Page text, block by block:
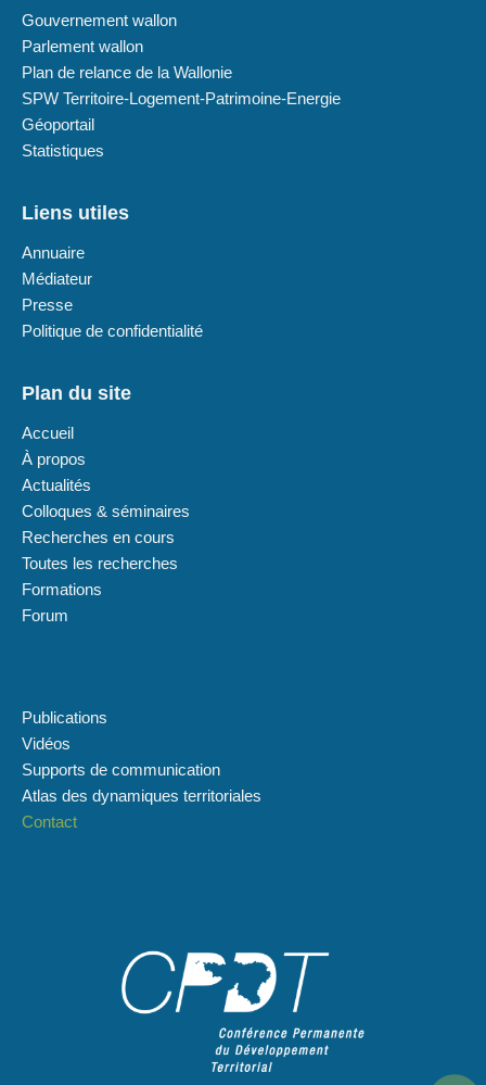
Gouvernement wallon
Parlement wallon
Plan de relance de la Wallonie
SPW Territoire-Logement-Patrimoine-Energie
Géoportail
Statistiques
Liens utiles
Annuaire
Médiateur
Presse
Politique de confidentialité
Plan du site
Accueil
À propos
Actualités
Colloques & séminaires
Recherches en cours
Toutes les recherches
Formations
Forum
Publications
Vidéos
Supports de communication
Atlas des dynamiques territoriales
Contact